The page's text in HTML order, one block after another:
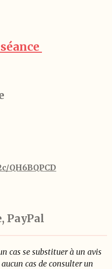
QH6BQPCD
PayPal
cas se substituer à un avis
cas de consulter un